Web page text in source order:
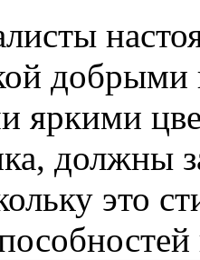
яркими
должны
это